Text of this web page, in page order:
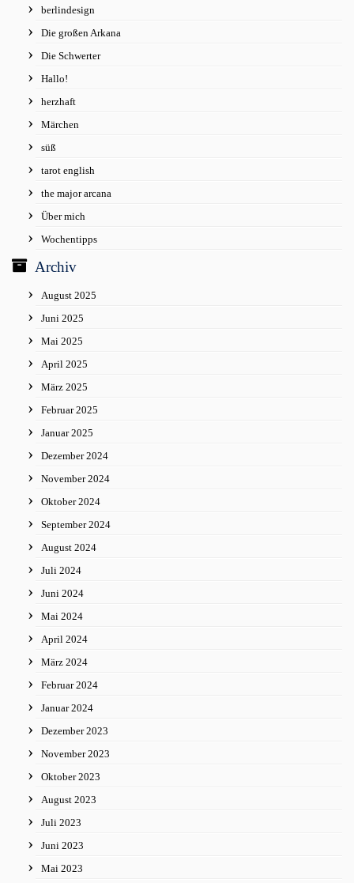
berlindesign
Die großen Arkana
Die Schwerter
Hallo!
herzhaft
Märchen
süß
tarot english
the major arcana
Über mich
Wochentipps
Archiv
August 2025
Juni 2025
Mai 2025
April 2025
März 2025
Februar 2025
Januar 2025
Dezember 2024
November 2024
Oktober 2024
September 2024
August 2024
Juli 2024
Juni 2024
Mai 2024
April 2024
März 2024
Februar 2024
Januar 2024
Dezember 2023
November 2023
Oktober 2023
August 2023
Juli 2023
Juni 2023
Mai 2023